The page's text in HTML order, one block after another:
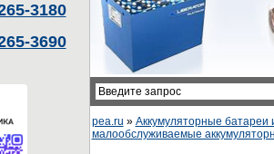
3180
3690
pea.ru » Аккумуляторные батареи
малообслуживаемые